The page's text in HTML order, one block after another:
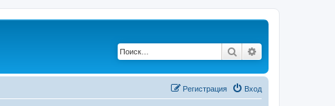
Поиск
Вход
Регистрация